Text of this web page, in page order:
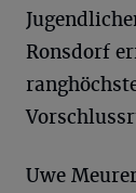
Ronsdorf
Uwe